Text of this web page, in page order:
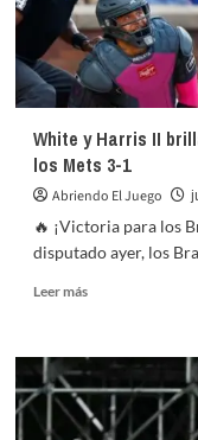
fuera
de
juego
por
tiempo
White y Harris II
los Mets 3-1
Abriendo El Juego
🔥 ¡Victoria para los
disputado ayer, los
Leer másLeer
White
y
Harris
II